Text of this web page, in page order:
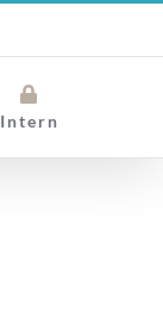
Intern